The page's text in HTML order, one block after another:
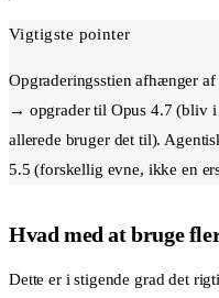
Vigtigste pointer
Opgraderingsstien afhænger
→ opgrader til Opus 4.7 (bliv i
allerede bruger det til).
5.5 (forskellig evne, ikke en
Hvad med at bruge
Dette er i stigende grad det